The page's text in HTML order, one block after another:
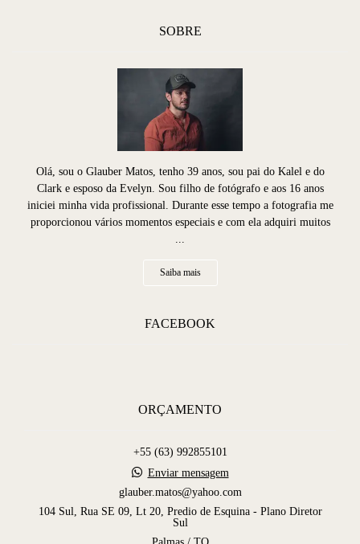
SOBRE
Olá, sou o Glauber Matos, tenho 39 anos, sou pai do Kalel e do
Clark e esposo da Evelyn. Sou filho de fotógrafo e aos 16 anos
iniciei minha vida profissional. Durante esse tempo a fotografia me
proporcionou vários momentos especiais e com ela adquiri muitos
...
Saiba mais
FACEBOOK
ORÇAMENTO
+55 (63) 992855101
Enviar mensagem
glauber.matos@yahoo.com
104 Sul, Rua SE 09, Lt 20, Predio de Esquina - Plano Diretor
Sul